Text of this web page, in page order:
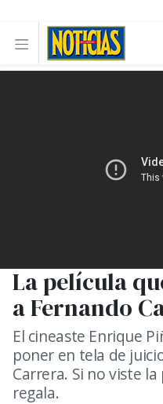
La película
a Fernando
El cineaste Enrique
poner en tela de
Carrera. Si no viste la
regala.